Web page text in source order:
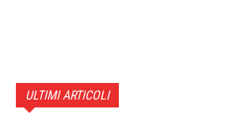
ULTIMI ARTICOLI